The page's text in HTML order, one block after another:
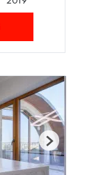
Next